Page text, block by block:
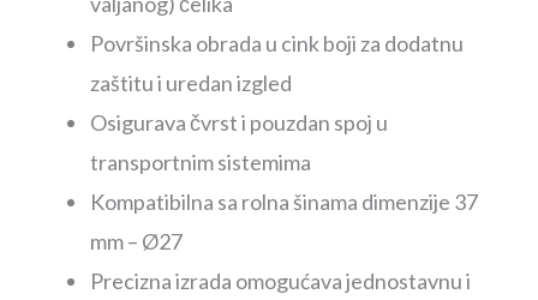
Površinska obrada u cink boji za dodatnu
zaštitu i uredan izgled
Osigurava čvrst i pouzdan spoj u
transportnim sistemima
Kompatibilna sa rolna šinama dimenzije 37
mm – Ø27
Precizna izrada omogućava jednostavnu i